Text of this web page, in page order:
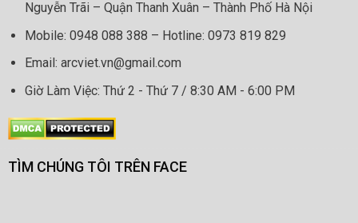
Nguyễn Trãi – Quận Thanh Xuân – Thành Phố Hà Nội
Mobile: 0948 088 388 – Hotline: 0973 819 829
Email: arcviet.vn@gmail.com
Giờ Làm Việc: Thứ 2 - Thứ 7 / 8:30 AM - 6:00 PM
TÌM CHÚNG TÔI TRÊN FACE